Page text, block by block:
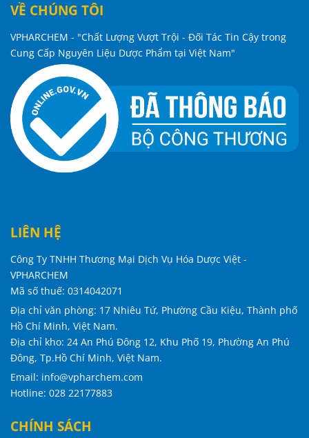
VỀ CHÚNG TÔI
VPHARCHEM - "Chất Lượng Vượt Trội - Đối Tác Tin Cậy trong
Cung Cấp Nguyên Liệu Dược Phẩm tại Việt Nam"
LIÊN HỆ
Công Ty TNHH Thương Mại Dịch Vụ Hóa Dược Việt -
VPHARCHEM
Mã số thuế: 0314042071
Địa chỉ văn phòng: 17 Nhiêu Tứ, Phường Cầu Kiệu, Thành phố
Hồ Chí Minh, Việt Nam.
Địa chỉ kho: 24 An Phú Đông 12, Khu Phố 19, Phường An Phú
Đông, Tp.Hồ Chí Minh, Việt Nam.
Email: info@vpharchem.com
Hotline: 028 22177883
CHÍNH SÁCH